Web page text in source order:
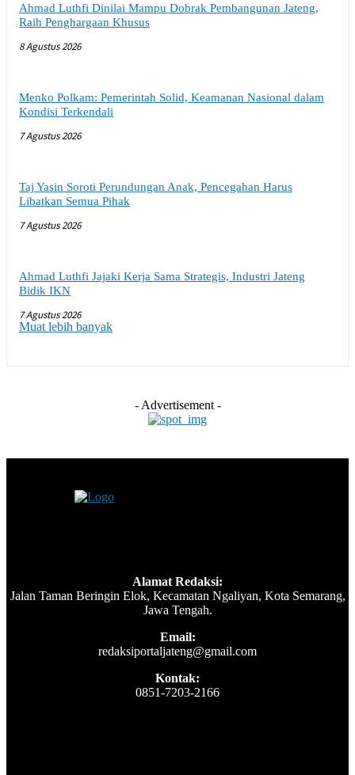
Ahmad Luthfi Dinilai Mampu Dobrak Pembangunan Jateng,
Raih Penghargaan Khusus
8 Agustus 2026
Menko Polkam: Pemerintah Solid, Keamanan Nasional dalam
Kondisi Terkendali
7 Agustus 2026
Taj Yasin Soroti Perundungan Anak, Pencegahan Harus
Libatkan Semua Pihak
7 Agustus 2026
Ahmad Luthfi Jajaki Kerja Sama Strategis, Industri Jateng
Bidik IKN
7 Agustus 2026
Muat lebih banyak
- Advertisement -
Alamat Redaksi:
Jalan Taman Beringin Elok, Kecamatan Ngaliyan, Kota Semarang,
Jawa Tengah.
Email:
redaksiportaljateng@gmail.com
Kontak:
0851-7203-2166